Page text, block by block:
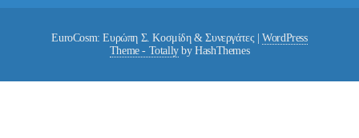
EuroCosm: Ευρώπη Σ. Κοσμίδη & Συνεργάτες |WordPress
Theme - Totallyby HashThemes